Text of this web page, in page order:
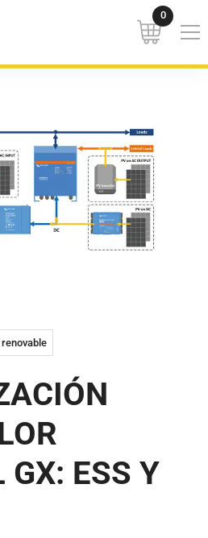
renovable
GX: ESS Y